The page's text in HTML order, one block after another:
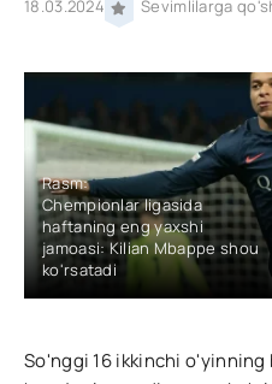
18.03.2024 Sevimlilarga
Rasm:
Chempionlar ligasida
haftaning eng yaxshi
jamoasi: Kilian Mbappe shou
ko'rsatadi
So'nggi 16 ikkinchi